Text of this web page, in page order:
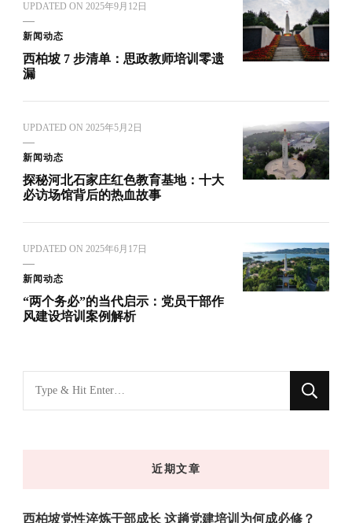
UPDATED ON 2025年9月12日
新闻动态
西柏坡 7 步清单：思政教师培训零遗
漏
UPDATED ON 2025年5月2日
新闻动态
探秘河北石家庄红色教育基地：十大
必访场馆背后的热血故事
UPDATED ON 2025年6月17日
新闻动态
“两个务必”的当代启示：党员干部作
风建设培训案例解析
找
什
近期文章
西柏坡党性淬炼干部成长 这趟党建培训为何成必修？